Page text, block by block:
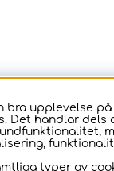
bra upplevelse på
Det handlar dels
typer av